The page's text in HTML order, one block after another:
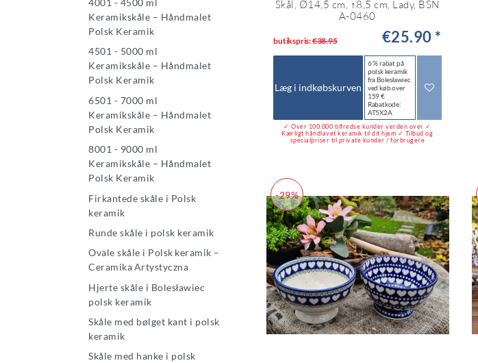
4001 - 4500 ml
Keramikskåle – Håndmalet
Polsk Keramik
4501 - 5000 ml
Keramikskåle – Håndmalet
Polsk Keramik
6501 - 7000 ml
Keramikskåle – Håndmalet
Polsk Keramik
8001 - 9000 ml
Keramikskåle – Håndmalet
Polsk Keramik
Firkantede skåle i Polsk
keramik
Runde skåle i polsk keramik
Ovale skåle i Polsk keramik –
Ceramika Artystyczna
Hjerte skåle i Bolesławiec
polsk keramik
Skåle med bølget kant i polsk
keramik
Skåle med hanke i polsk
Skål, Ø14,5 cm, ↑8,5 cm, Lady, BSN
A-0460
butikspris:€38.95 €25.90 *
Læg i indkøbskurven
6 % rabat på
polsk keramik
fra Bolesławiec
ved køb over
159 €
Rabatkode:
AT5X2A
✓ Over 100.000 tilfredse kunder verden over ✓
Kærligt håndlavet keramik til dit hjem ✓ Tilbud og
specialpriser til private kunder / forbrugere
-29%